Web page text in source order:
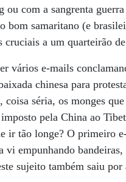
com a sangrenta
bom samaritano (e
a um quarteirão de
vários e-mails
chinesa para
séria, os monges
pela China ao
ir tão longe? O primeiro
vi empunhando
sujeito também saiu